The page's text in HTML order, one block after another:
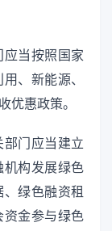
当按照国家
、新能源、
优惠政策。
门应当建立
机构发展绿色
绿色融资租
金参与绿色